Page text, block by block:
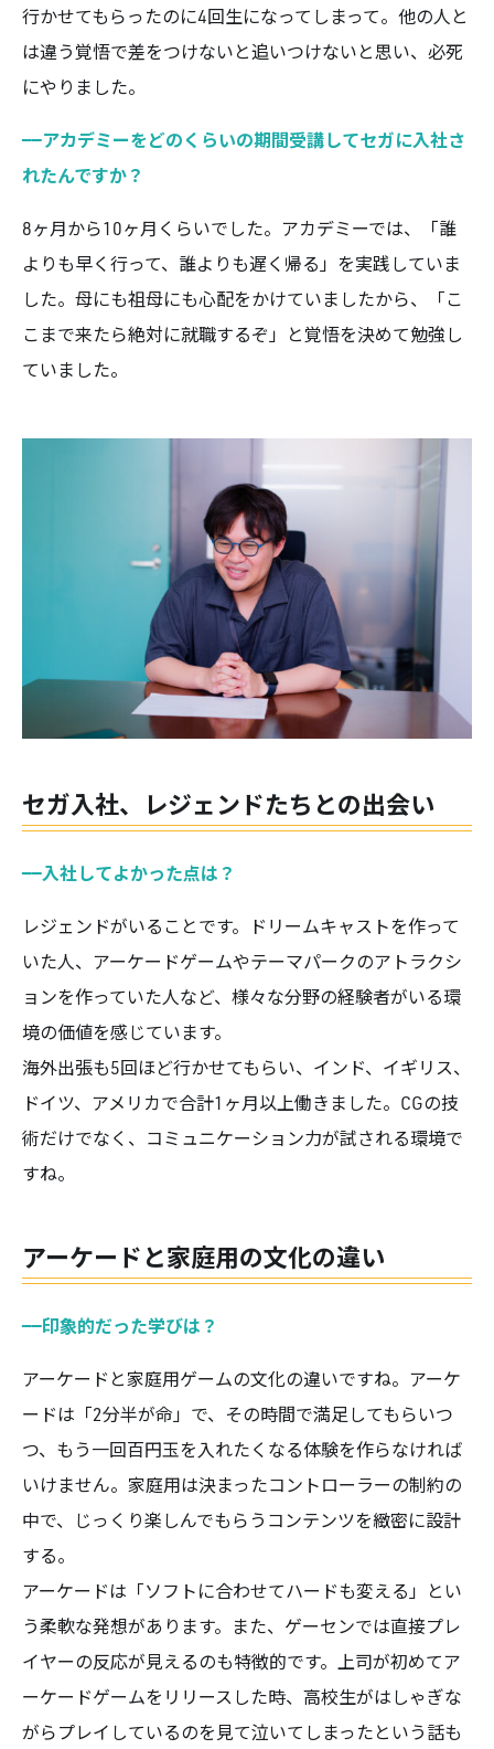
行かせてもらったのに4回生になってしまって。他の人と
は違う覚悟で差をつけないと追いつけないと思い、必死
にやりました。
——アカデミーをどのくらいの期間受講してセガに入社さ
れたんですか？
8ヶ月から10ヶ月くらいでした。アカデミーでは、「誰
よりも早く行って、誰よりも遅く帰る」を実践していま
した。母にも祖母にも心配をかけていましたから、「こ
こまで来たら絶対に就職するぞ」と覚悟を決めて勉強し
ていました。
セガ入社、レジェンドたちとの出会い
——入社してよかった点は？
レジェンドがいることです。ドリームキャストを作って
いた人、アーケードゲームやテーマパークのアトラクシ
ョンを作っていた人など、様々な分野の経験者がいる環
境の価値を感じています。
海外出張も5回ほど行かせてもらい、インド、イギリス、
ドイツ、アメリカで合計1ヶ月以上働きました。CGの技
術だけでなく、コミュニケーション力が試される環境で
すね。
アーケードと家庭用の文化の違い
——印象的だった学びは？
アーケードと家庭用ゲームの文化の違いですね。アーケ
ードは「2分半が命」で、その時間で満足してもらいつ
つ、もう一回百円玉を入れたくなる体験を作らなければ
いけません。家庭用は決まったコントローラーの制約の
中で、じっくり楽しんでもらうコンテンツを緻密に設計
する。
アーケードは「ソフトに合わせてハードも変える」とい
う柔軟な発想があります。また、ゲーセンでは直接プレ
イヤーの反応が見えるのも特徴的です。上司が初めてア
ーケードゲームをリリースした時、高校生がはしゃぎな
がらプレイしているのを見て泣いてしまったという話も